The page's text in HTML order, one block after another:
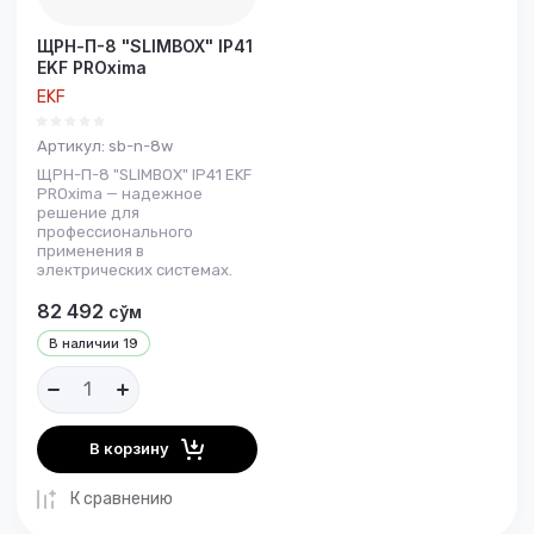
ЩРН-П-8 "SLIMBOX" IP41
EKF PROxima
EKF
Артикул: sb-n-8w
ЩРН-П-8 "SLIMBOX" IP41 EKF
PROxima — надежное
решение для
профессионального
применения в
электрических системах.
В наличии 19
82 492 сўм
В корзину
К сравнению